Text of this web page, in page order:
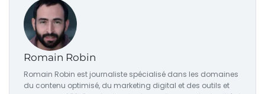
Romain Robin
Romain Robin est journaliste spécialisé dans les domaines
du contenu optimisé, du marketing digital et des outils et